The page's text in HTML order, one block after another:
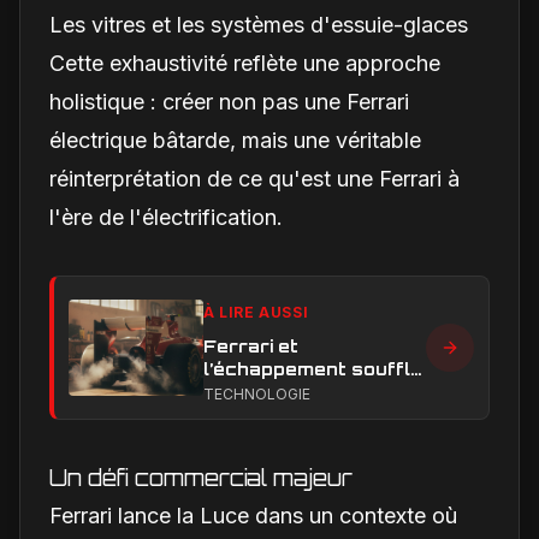
Les vitres et les systèmes d'essuie-glaces
Cette exhaustivité reflète une approche
holistique : créer non pas une Ferrari
électrique bâtarde, mais une véritable
réinterprétation de ce qu'est une Ferrari à
l'ère de l'électrification.
À LIRE AUSSI
Ferrari et
l’échappement soufflé
en Formule 1 : le
TECHNOLOGIE
Un défi commercial majeur
Ferrari lance la Luce dans un contexte où